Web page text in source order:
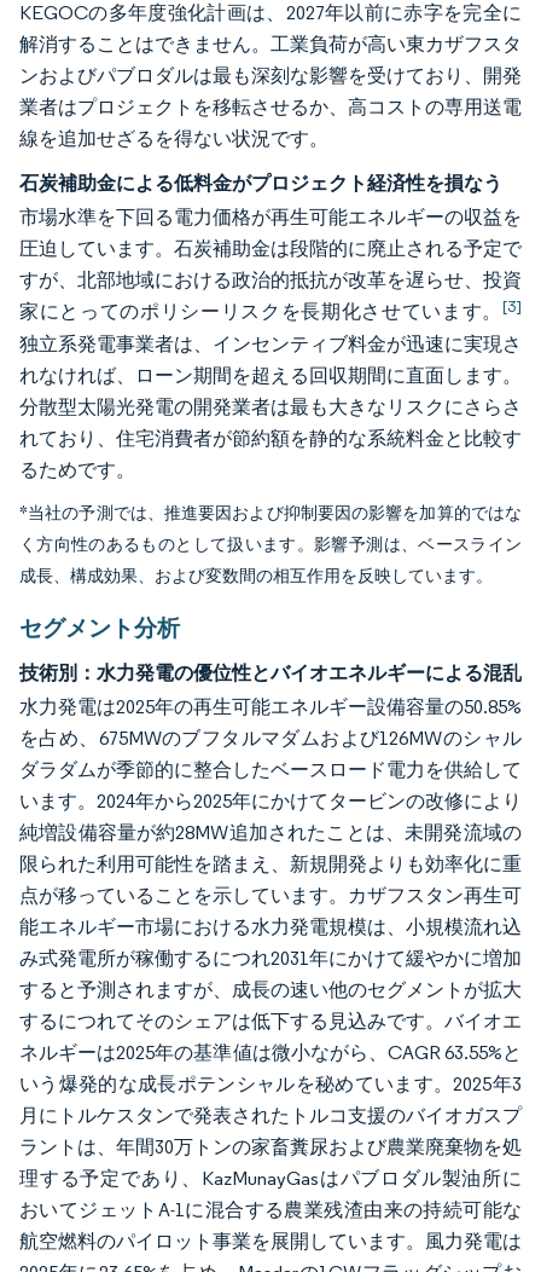
KEGOCの多年度強化計画は、2027年以前に赤字を完全に
解消することはできません。工業負荷が高い東カザフスタ
ンおよびパブロダルは最も深刻な影響を受けており、開発
業者はプロジェクトを移転させるか、高コストの専用送電
線を追加せざるを得ない状況です。
石炭補助金による低料金がプロジェクト経済性を損なう
市場水準を下回る電力価格が再生可能エネルギーの収益を
圧迫しています。石炭補助金は段階的に廃止される予定で
すが、北部地域における政治的抵抗が改革を遅らせ、投資
家にとってのポリシーリスクを長期化させています。 [3]
独立系発電事業者は、インセンティブ料金が迅速に実現さ
れなければ、ローン期間を超える回収期間に直面します。
分散型太陽光発電の開発業者は最も大きなリスクにさらさ
れており、住宅消費者が節約額を静的な系統料金と比較す
るためです。
*当社の予測では、推進要因および抑制要因の影響を加算的ではな
く方向性のあるものとして扱います。影響予測は、ベースライン
成長、構成効果、および変数間の相互作用を反映しています。
セグメント分析
技術別：水力発電の優位性とバイオエネルギーによる混乱
水力発電は2025年の再生可能エネルギー設備容量の50.85%
を占め、675MWのブフタルマダムおよび126MWのシャル
ダラダムが季節的に整合したベースロード電力を供給して
います。2024年から2025年にかけてタービンの改修により
純増設備容量が約28MW追加されたことは、未開発流域の
限られた利用可能性を踏まえ、新規開発よりも効率化に重
点が移っていることを示しています。カザフスタン再生可
能エネルギー市場における水力発電規模は、小規模流れ込
み式発電所が稼働するにつれ2031年にかけて緩やかに増加
すると予測されますが、成長の速い他のセグメントが拡大
するにつれてそのシェアは低下する見込みです。バイオエ
ネルギーは2025年の基準値は微小ながら、CAGR 63.55%と
いう爆発的な成長ポテンシャルを秘めています。2025年3
月にトルケスタンで発表されたトルコ支援のバイオガスプ
ラントは、年間30万トンの家畜糞尿および農業廃棄物を処
理する予定であり、KazMunayGasはパブロダル製油所に
おいてジェットA-1に混合する農業残渣由来の持続可能な
航空燃料のパイロット事業を展開しています。風力発電は